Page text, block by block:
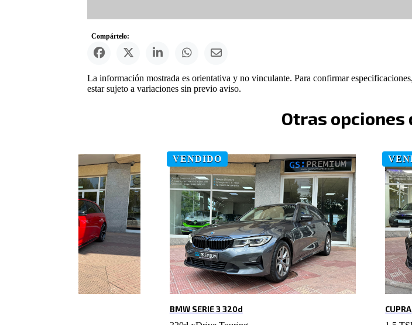
Compártelo:
La información mostrada es orientativa y no vinculante. Para confirmar
estar sujeto a variaciones sin previo aviso.
Otras
VENDIDO
BMW SERIE 3 320d